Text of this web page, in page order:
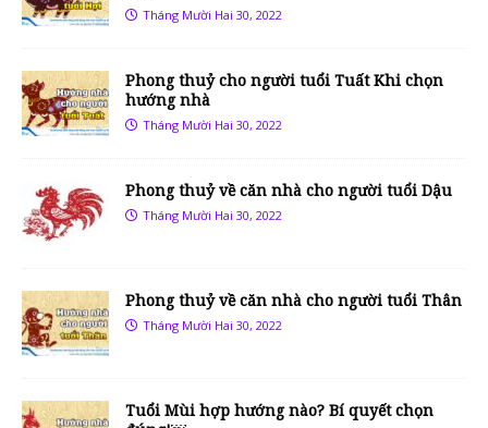
Tháng Mười Hai 30, 2022
Phong thuỷ cho người tuổi Tuất Khi chọn
hướng nhà
Tháng Mười Hai 30, 2022
Phong thuỷ về căn nhà cho người tuổi Dậu
Tháng Mười Hai 30, 2022
Phong thuỷ về căn nhà cho người tuổi Thân
Tháng Mười Hai 30, 2022
Tuổi Mùi hợp hướng nào? Bí quyết chọn